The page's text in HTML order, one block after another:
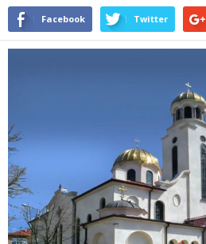
Facebook Twitter